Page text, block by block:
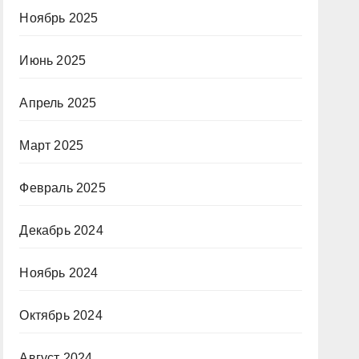
Ноябрь 2025
Июнь 2025
Апрель 2025
Март 2025
Февраль 2025
Декабрь 2024
Ноябрь 2024
Октябрь 2024